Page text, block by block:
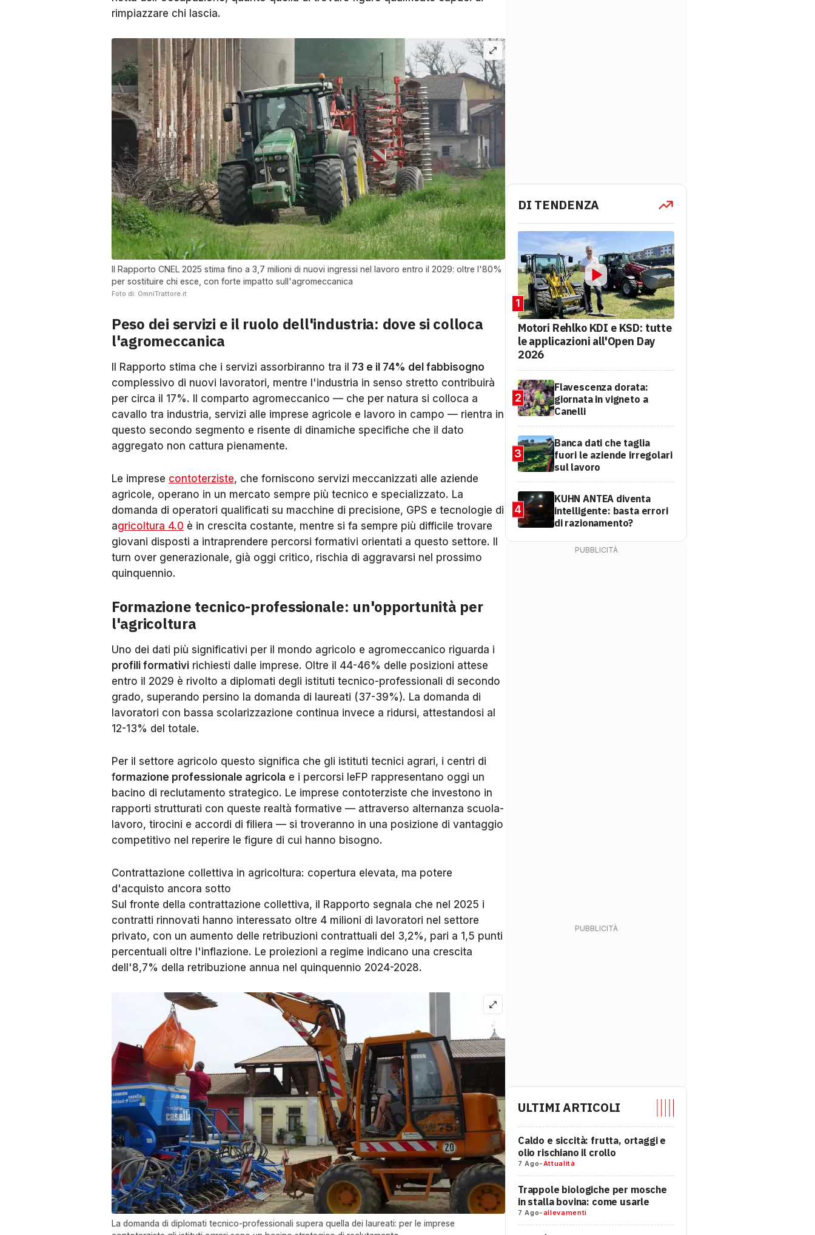
rimpiazzare chi lascia.
Il Rapporto CNEL 2025 stima fino a 3,7 milioni di nuovi ingressi nel lavoro entro il 2029: oltre l'80%
per sostituire chi esce, con forte impatto sull'agromeccanica
Foto di: OmniTrattore.it
Peso dei servizi e il ruolo dell'industria: dove si colloca
l'agromeccanica
Il Rapporto stima che i servizi assorbiranno tra il 73 e il 74% del fabbisogno
complessivo di nuovi lavoratori, mentre l'industria in senso stretto contribuirà
per circa il 17%. Il comparto agromeccanico — che per natura si colloca a
cavallo tra industria, servizi alle imprese agricole e lavoro in campo — rientra in
questo secondo segmento e risente di dinamiche specifiche che il dato
aggregato non cattura pienamente.
Le imprese contoterziste, che forniscono servizi meccanizzati alle aziende
agricole, operano in un mercato sempre più tecnico e specializzato. La
domanda di operatori qualificati su macchine di precisione, GPS e tecnologie di
agricoltura 4.0 è in crescita costante, mentre si fa sempre più difficile trovare
giovani disposti a intraprendere percorsi formativi orientati a questo settore. Il
turn over generazionale, già oggi critico, rischia di aggravarsi nel prossimo
quinquennio.
Formazione tecnico-professionale: un'opportunità per
l'agricoltura
Uno dei dati più significativi per il mondo agricolo e agromeccanico riguarda i
profili formativi richiesti dalle imprese. Oltre il 44-46% delle posizioni attese
entro il 2029 è rivolto a diplomati degli istituti tecnico-professionali di secondo
grado, superando persino la domanda di laureati (37-39%). La domanda di
lavoratori con bassa scolarizzazione continua invece a ridursi, attestandosi al
12-13% del totale.
Per il settore agricolo questo significa che gli istituti tecnici agrari, i centri di
formazione professionale agricola e i percorsi IeFP rappresentano oggi un
bacino di reclutamento strategico. Le imprese contoterziste che investono in
rapporti strutturati con queste realtà formative — attraverso alternanza scuola-
lavoro, tirocini e accordi di filiera — si troveranno in una posizione di vantaggio
competitivo nel reperire le figure di cui hanno bisogno.
Contrattazione collettiva in agricoltura: copertura elevata, ma potere
d'acquisto ancora sotto
Sul fronte della contrattazione collettiva, il Rapporto segnala che nel 2025 i
contratti rinnovati hanno interessato oltre 4 milioni di lavoratori nel settore
privato, con un aumento delle retribuzioni contrattuali del 3,2%, pari a 1,5 punti
percentuali oltre l'inflazione. Le proiezioni a regime indicano una crescita
dell'8,7% della retribuzione annua nel quinquennio 2024-2028.
La domanda di diplomati tecnico-professionali supera quella dei laureati: per le imprese
DI TENDENZA
1
Motori Rehlko KDI e KSD: tutte
le applicazioni all'Open Day
2026
2
Flavescenza dorata:
giornata in vigneto a
Canelli
3
Banca dati che taglia
fuori le aziende irregolari
sul lavoro
4
KUHN ANTEA diventa
intelligente: basta errori
di razionamento?
ULTIMI ARTICOLI
Caldo e siccità: frutta, ortaggi e
olio rischiano il crollo
7 Ago-Attualità
Trappole biologiche per mosche
in stalla bovina: come usarle
7 Ago-allevamenti